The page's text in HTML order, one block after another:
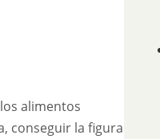
alimentos
conseguir la figura